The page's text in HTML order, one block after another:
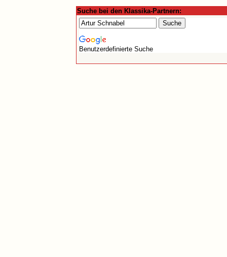
Suche bei den Klassika-Partnern:
Benutzerdefinierte Suche